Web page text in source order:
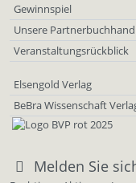
Gewinnspiel
Unsere
Veranstaltungsrückblick
Elsengold Verlag
BeBra Wissenschaft
Melden Sie